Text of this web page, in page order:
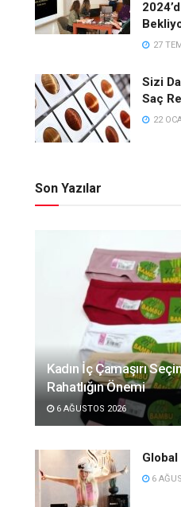
27
Sizi
Saç
22
Son Yazılar
Kadın İç Çamaşırı
Rahatlığın Önemi
6 AĞUSTOS 2026
6